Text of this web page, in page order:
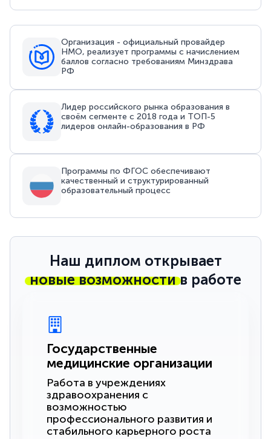
Организация - официальный провайдер
НМО, реализует программы с начислением
баллов согласно требованиям Минздрава
РФ
Лидер российского рынка образования в
своём сегменте с 2018 года и ТОП-5
лидеров онлайн-образования в РФ
Программы по ФГОС обеспечивают
качественный и структурированный
образовательный процесс
Наш диплом открывает
новые возможностив работе
Государственные
медицинские организации
Работа в учреждениях
здравоохранения с
возможностью
профессионального развития и
стабильного карьерного роста